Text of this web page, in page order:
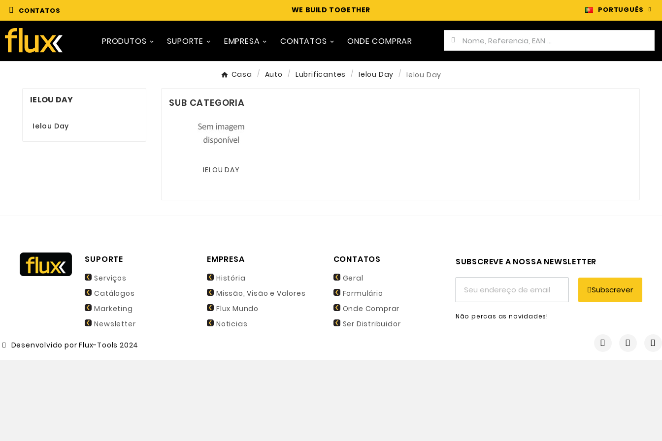
CONTATOS WE BUILD TOGETHER PORTUGUÊS
PRODUTOS SUPORTE EMPRESA CONTATOS ONDE COMPRAR
Casa Auto Lubrificantes Ielou Day Ielou Day
IELOU DAY
Ielou Day
SUB CATEGORIA
IELOU DAY
SUPORTE
Serviços
Catálogos
Marketing
Newsletter
EMPRESA
História
Missão, Visão e Valores
Flux Mundo
Noticias
CONTATOS
Geral
Formulário
Onde Comprar
Ser Distribuidor
SUBSCREVE A NOSSA NEWSLETTER
Subscrever
Não percas as novidades!
Desenvolvido por Flux-Tools 2024